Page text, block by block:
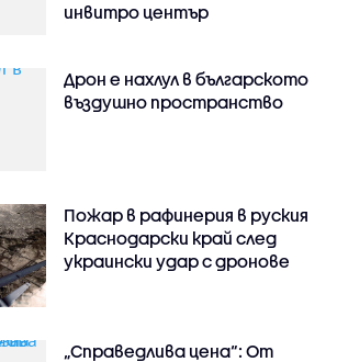
инвитро център
Дрон е нахлул в българското
въздушно пространство
Пожар в рафинерия в руския
Краснодарски край след
украински удар с дронове
„Справедлива цена“: От